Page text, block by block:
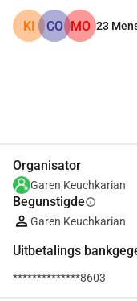
KI CO MO 23
Organisator
Garen Keuchkarian
Begunstigdeinfo
Garen Keuchkarian
Uitbetalings
**************8603